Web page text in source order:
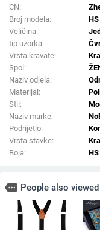
CN:
Broj modela:
Veličina:
tip uzorka:
Vrsta kravate:
Spol:
Naziv odjela:
Materijal:
Stil:
Naziv marke:
Podrijetlo:
Vrsta stavke:
Boja:
more People also viewed